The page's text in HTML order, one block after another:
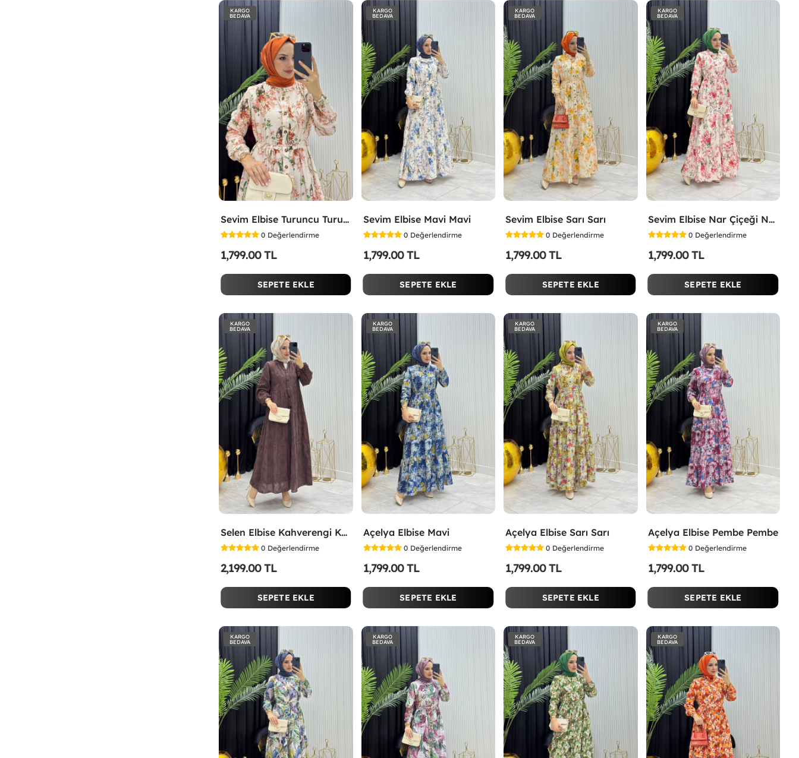
KARGO
BEDAVA
Sevim Elbise Turuncu Turuncu
0 Değerlendirme
1,799.00 TL
SEPETE EKLE
KARGO
BEDAVA
Sevim Elbise Mavi Mavi
0 Değerlendirme
1,799.00 TL
SEPETE EKLE
KARGO
BEDAVA
Sevim Elbise Sarı Sarı
0 Değerlendirme
1,799.00 TL
SEPETE EKLE
KARGO
BEDAVA
Sevim Elbise Nar Çiçeği Nar Çiçeği
0 Değerlendirme
1,799.00 TL
SEPETE EKLE
KARGO
BEDAVA
Selen Elbise Kahverengi Kahverengi
0 Değerlendirme
2,199.00 TL
SEPETE EKLE
KARGO
BEDAVA
Açelya Elbise Mavi
0 Değerlendirme
1,799.00 TL
SEPETE EKLE
KARGO
BEDAVA
Açelya Elbise Sarı Sarı
0 Değerlendirme
1,799.00 TL
SEPETE EKLE
KARGO
BEDAVA
Açelya Elbise Pembe Pembe
0 Değerlendirme
1,799.00 TL
SEPETE EKLE
KARGO
BEDAVA
KARGO
BEDAVA
KARGO
BEDAVA
KARGO
BEDAVA